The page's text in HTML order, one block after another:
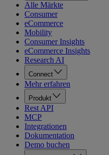
Alle Märkte
Consumer
eCommerce
Mobility
Consumer Insights
eCommerce Insights
Research AI
Connect
Mehr erfahren
Produkt
Rest API
MCP
Integrationen
Dokumentation
Demo buchen